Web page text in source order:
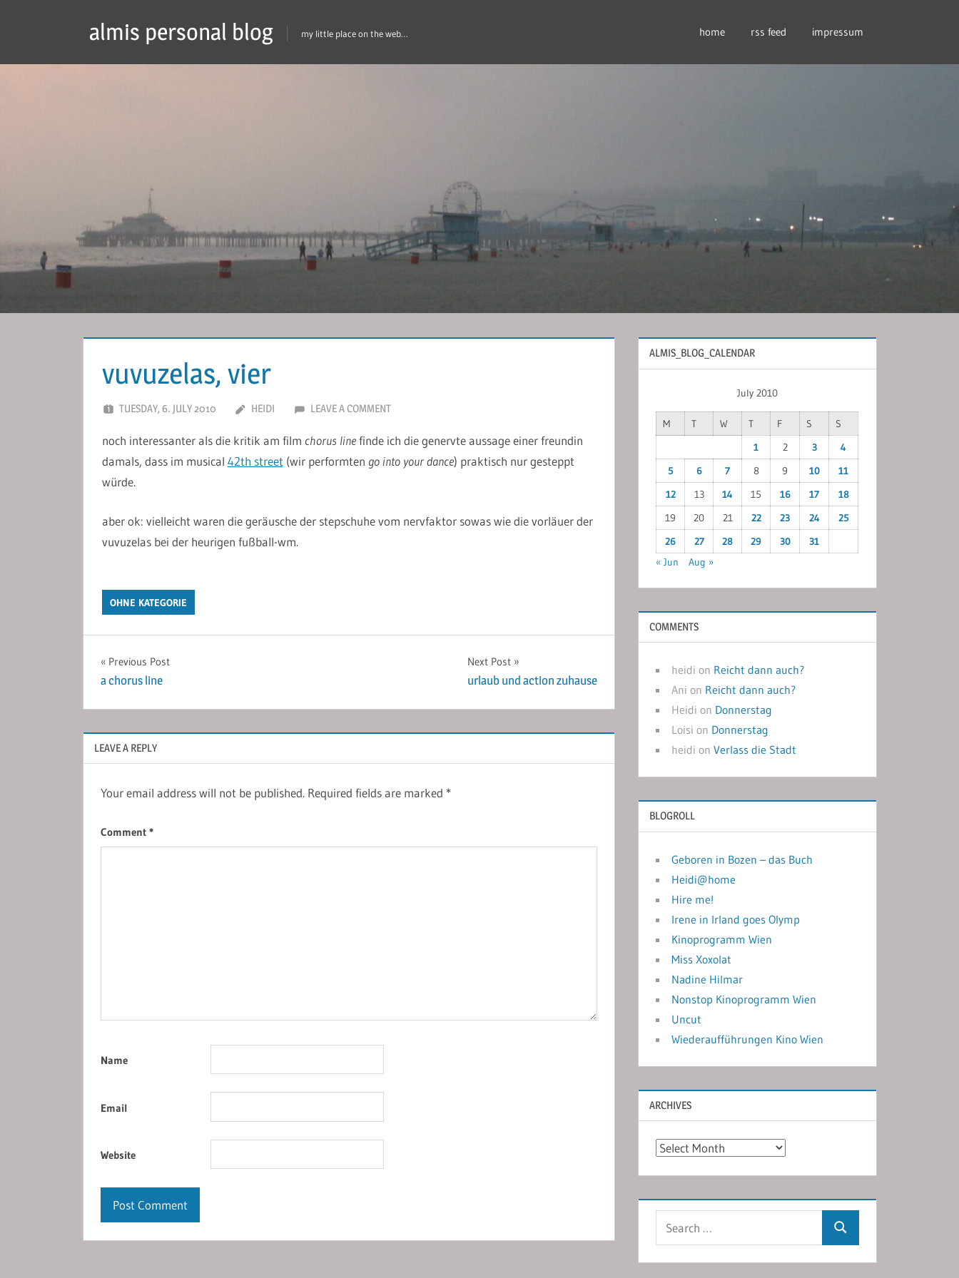
almis personal blog my little place on the web… home rss feed impressum
vuvuzelas, vier
TUESDAY, 6. JULY 2010 HEIDI LEAVE A COMMENT
noch interessanter als die kritik am film chorus linefinde ich die genervte aussage einer freundin
damals, dass im musical 42th street (wir performten go into your dance) praktisch nur gesteppt
würde.
aber ok: vielleicht waren die geräusche der stepschuhe vom nervfaktor sowas wie die vorläuer der
vuvuzelas bei der heurigen fußball-wm.
OHNE KATEGORIE
Post
navigation
Previous Post
a chorus line
Next Post
urlaub und action zuhause
LEAVE A REPLY
Your email address will not be published. Required fields are marked *
Comment *
Name
Email
Website
ALMIS_BLOG_CALENDAR
July 2010
M T W T F S
S
1
2 3
4
5
6 7 8 9 10
11
12
13 14 15 16 17
18
19
20 21 22 23 24
25
26
27 28 29 30
31
« Jun
Aug »
COMMENTS
heidi on Reicht dann auch?
Ani on Reicht dann auch?
Heidi on Donnerstag
Loisi on Donnerstag
heidi onVerlass die Stadt
BLOGROLL
Geboren in Bozen – das Buch
Heidi@home
Hire me!
Irene in Irland goes Olymp
Kinoprogramm Wien
Miss Xoxolat
Nadine Hilmar
Nonstop Kinoprogramm Wien
Uncut
Wiederaufführungen Kino Wien
ARCHIVES
Archives
Search